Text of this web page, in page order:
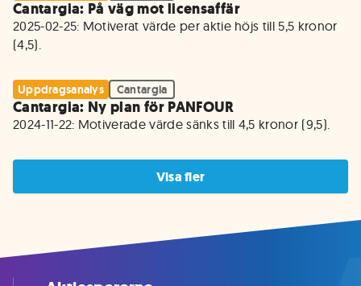
Cantargia: På väg mot licensaffär
2025-02-25: Motiverat värde per aktie höjs till 5,5 kronor
(4,5).
Uppdragsanalys Cantargia
Cantargia: Ny plan för PANFOUR
2024-11-22: Motiverade värde sänks till 4,5 kronor (9,5).
Visa fler